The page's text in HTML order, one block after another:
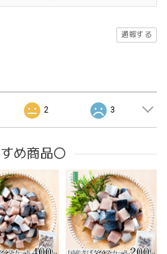
通報する
2 3
め商品〇